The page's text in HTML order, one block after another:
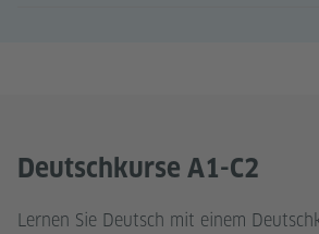
Deutschkurse A1-C2
Lernen Sie Deutsch mit einem